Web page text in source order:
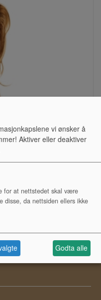
HUMAN HAIRvi ønsker å
Aktiver eller deaktiver
for at nettstedet skal være
disse, da nettsiden ellers ikke
Godta alle